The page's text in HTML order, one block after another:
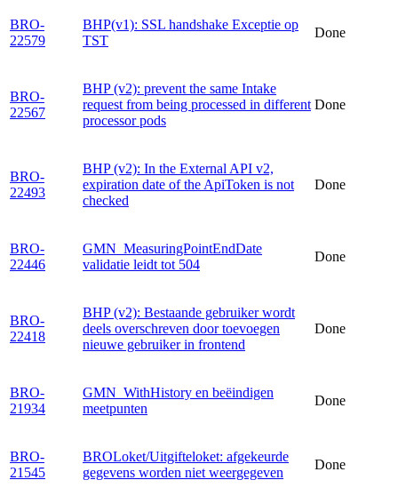
BRO-
22579
BHP(v1): SSL handshake Exceptie op
TST
Done
BRO-
22567
BHP (v2): prevent the same Intake
request from being processed in different
processor pods
Done
BRO-
22493
BHP (v2): In the External API v2,
expiration date of the ApiToken is not
checked
Done
BRO-
22446
GMN_MeasuringPointEndDate
validatie leidt tot 504
Done
BRO-
22418
BHP (v2): Bestaande gebruiker wordt
deels overschreven door toevoegen
nieuwe gebruiker in frontend
Done
BRO-
21934
GMN_WithHistory en beëindigen
meetpunten
Done
BRO-
21545
BROLoket/Uitgifteloket: afgekeurde
gegevens worden niet weergegeven
Done